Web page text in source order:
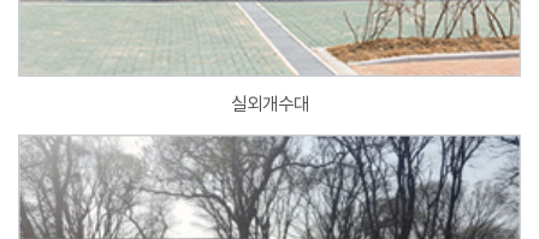
실외개수대